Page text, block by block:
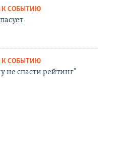
СОБЫТИЮ
СОБЫТИЮ
не спасти рейтинг"